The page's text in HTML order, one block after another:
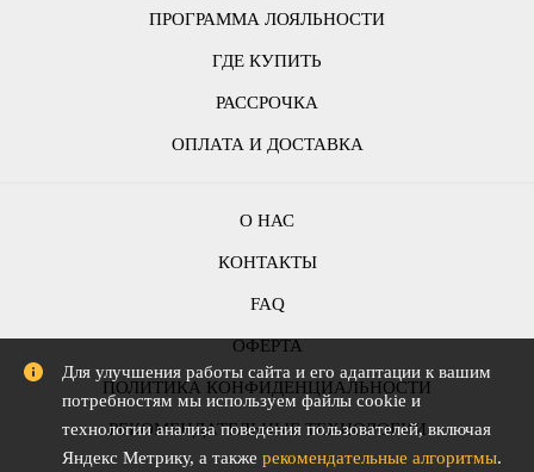
ПРОГРАММА ЛОЯЛЬНОСТИ
ГДЕ КУПИТЬ
РАССРОЧКА
ОПЛАТА И ДОСТАВКА
О НАС
КОНТАКТЫ
FAQ
ОФЕРТА
ПОЛИТИКА КОНФИДЕНЦИАЛЬНОСТИ
РЕКОМЕНДАТЕЛЬНЫЕ ТЕХНОЛОГИИ
Для улучшения работы сайта и его адаптации к вашим
потребностям мы используем файлы cookie и
технологии анализа поведения пользователей, включая
Яндекс Метрику, а также рекомендательные алгоритмы.